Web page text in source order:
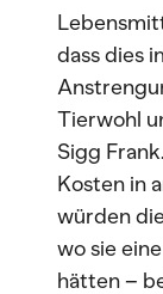
dass dies
Tierwohl
Sigg
Kosten in
würden
wo sie
hätten –